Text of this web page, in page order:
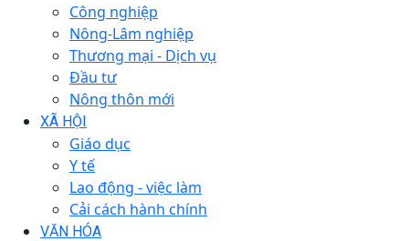
Công nghiệp
Nông-Lâm nghiệp
Thương mại - Dịch vụ
Đầu tư
Nông thôn mới
XÃ HỘI
Giáo dục
Y tế
Lao động - việc làm
Cải cách hành chính
VĂN HÓA